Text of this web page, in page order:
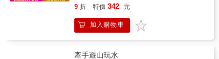
齊 15 位深具啟發性的台灣女性人物臺灣第一位
錫口產婆：杜玉娘｜新式產婆：王林參｜傳奇
女企業家：阿祿嫂｜台灣文學少女：黃鳳姿｜
國民美術教育家：劉秀美｜大時代裡的畫家：
芳宜｜歌仔戲皇帝：楊麗花｜大甲帽發明者：
隆：閃爍基隆、浪潮基隆、魔幻基隆、調味基
精選出15條「雨都漫步」私房路線，讓讀者看
見雨都豐厚的城市紋理！ 「雨傘人」來自不同
專長領域的基隆人，小旅行踏查筆記涵蓋跨領
慧與產業經濟，展現「在地人觀點」與「基隆
下去。 啟程的第1天我走得懵懵懂懂， 出發時
情緒亢奮，心裡總覺得不真實， 但連日腳踝的
劇痛感，讓我害怕自己會走不下去。 雖然因為
識的陌生人在路途中為我加油打氣， 許久未連
9 折 特價 342 元
加入購物車
牽手遊山玩水